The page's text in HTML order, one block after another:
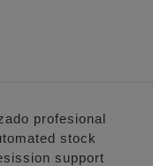
profesional
stock
support